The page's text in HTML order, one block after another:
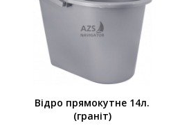
Відро прямокутне 14л.
(граніт)